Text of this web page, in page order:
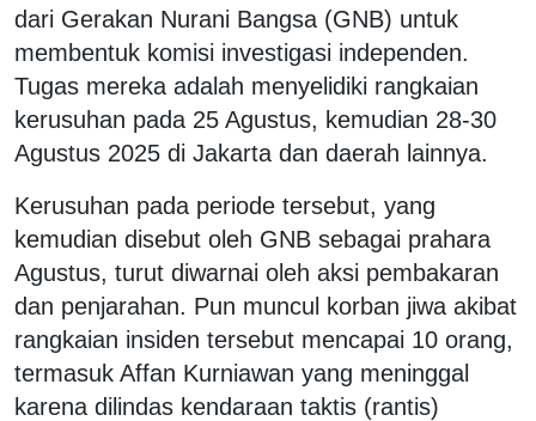
dari Gerakan Nurani Bangsa (GNB) untuk
membentuk komisi investigasi independen.
Tugas mereka adalah menyelidiki rangkaian
kerusuhan pada 25 Agustus, kemudian 28-30
Agustus 2025 di Jakarta dan daerah lainnya.
Kerusuhan pada periode tersebut, yang
kemudian disebut oleh GNB sebagai prahara
Agustus, turut diwarnai oleh aksi pembakaran
dan penjarahan. Pun muncul korban jiwa akibat
rangkaian insiden tersebut mencapai 10 orang,
termasuk Affan Kurniawan yang meninggal
karena dilindas kendaraan taktis (rantis)